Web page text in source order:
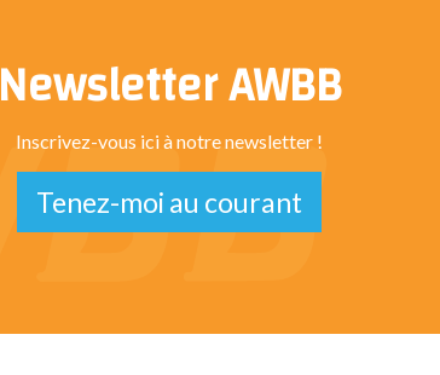
Newsletter AWBB
Inscrivez-vous ici à notre newsletter !
Tenez-moi au courant